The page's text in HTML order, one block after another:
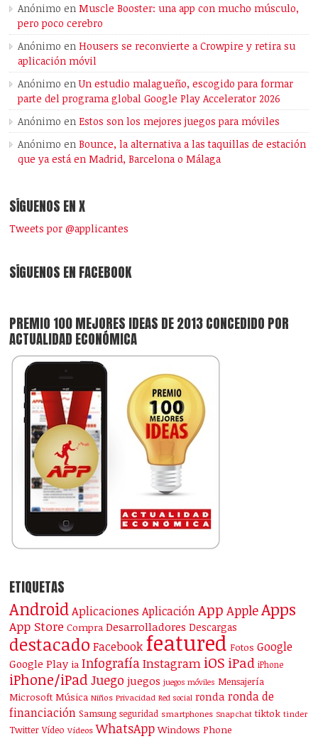
Anónimo enMuscle Booster: una app con mucho músculo,
pero poco cerebro
Anónimo enHousers se reconvierte a Crowpire y retira su
aplicación móvil
Anónimo enUn estudio malagueño, escogido para formar
parte del programa global Google Play Accelerator 2026
Anónimo enEstos son los mejores juegos para móviles
Anónimo enBounce, la alternativa a las taquillas de estación
que ya está en Madrid, Barcelona o Málaga
SÍGUENOS EN X
Tweets por @applicantes
SÍGUENOS EN FACEBOOK
PREMIO 100 MEJORES IDEAS DE 2013 CONCEDIDO POR
ACTUALIDAD ECONÓMICA
ETIQUETAS
Android Aplicaciones Aplicación App AppleApps
App Store Compra Desarrolladores Descargas
destacado Facebook featured Fotos Google
Google Play ia Infografía Instagram iOS iPad iPhone
iPhone/iPad Juego juegos juegos móviles Mensajería
Microsoft Música Niños Privacidad Red social ronda ronda de
financiación Samsung seguridad smartphones Snapchat tiktok tinder
Twitter Vídeo Vídeos WhatsApp Windows Phone